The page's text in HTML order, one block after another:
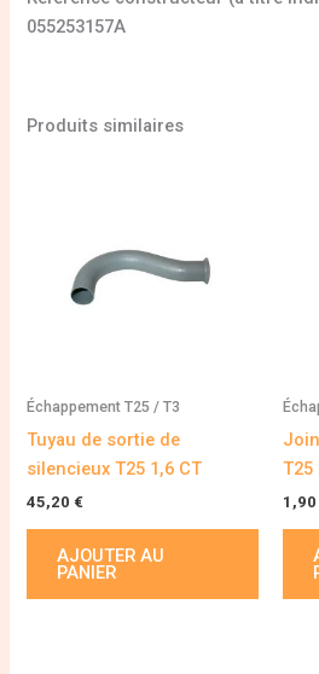
055253157A
Produits similaires
Échappement T25 / T3
Tuyau de sortie de
silencieux T25 1,6 CT
45,20 €
AJOUTER AU
PANIER
T25
1,90